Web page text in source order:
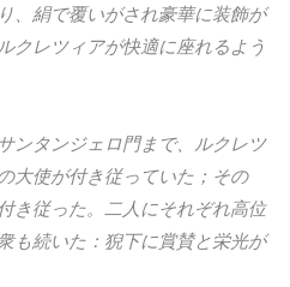
、絹で覆いがされ豪華に装飾が
クレツィアが快適に座れるよう
ンタンジェロ門まで、ルクレツ
大使が付き従っていた；その
き従った。二人にそれぞれ高位
も続いた：猊下に賞賛と栄光が